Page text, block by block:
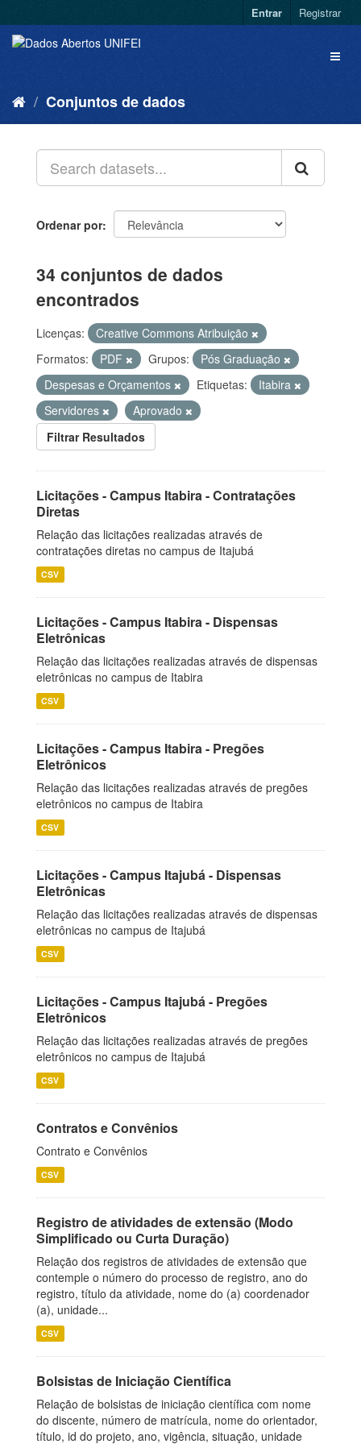
Entrar Registrar
Conjuntos de dados
Ordenar por
34 conjuntos de dados
encontrados
Licenças:
Creative Commons Atribuição
Formatos:
PDF Grupos:
Pós Graduação
Despesas e Orçamentos
Etiquetas:
Itabira
Servidores
Aprovado
Filtrar Resultados
Licitações - Campus Itabira - Contratações
Diretas
Relação das licitações realizadas através de
contratações diretas no campus de Itajubá
CSV
Licitações - Campus Itabira - Dispensas
Eletrônicas
Relação das licitações realizadas através de dispensas
eletrônicas no campus de Itabira
CSV
Licitações - Campus Itabira - Pregões
Eletrônicos
Relação das licitações realizadas através de pregões
eletrônicos no campus de Itabira
CSV
Licitações - Campus Itajubá - Dispensas
Eletrônicas
Relação das licitações realizadas através de dispensas
eletrônicas no campus de Itajubá
CSV
Licitações - Campus Itajubá - Pregões
Eletrônicos
Relação das licitações realizadas através de pregões
eletrônicos no campus de Itajubá
CSV
Contratos e Convênios
Contrato e Convênios
CSV
Registro de atividades de extensão (Modo
Simplificado ou Curta Duração)
Relação dos registros de atividades de extensão que
contemple o número do processo de registro, ano do
registro, título da atividade, nome do (a) coordenador
(a), unidade...
CSV
Bolsistas de Iniciação Científica
Relação de bolsistas de iniciação científica com nome
do discente, número de matrícula, nome do orientador,
título, id do projeto, ano, vigência, situação, unidade